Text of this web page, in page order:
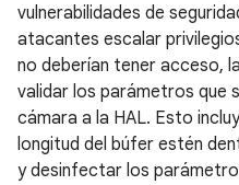
vulnerabilidades de
atacantes escalar
no deberían tener acceso,
validar los parámetros que
cámara a la HAL. Esto
longitud del búfer estén
y desinfectar los